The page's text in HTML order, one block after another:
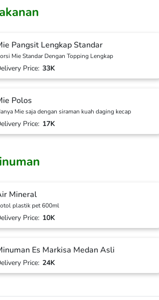
Pangsit Lengkap Standar
Mie Standar Dengan Topping Lengkap
Price: 33K
Polos
Mie saja dengan siraman kuah daging kecap
Price: 17K
Mineral
plastik pet 600ml
Price: 10K
Es Markisa Medan Asli
Price: 24K